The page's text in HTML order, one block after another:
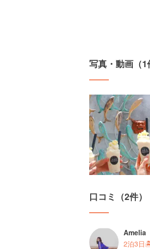
写真・動画（1
口コミ（2件）
Amelia
2泊3日